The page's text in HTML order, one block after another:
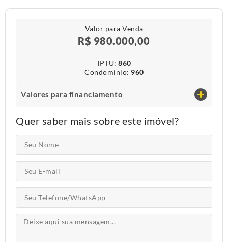
Valor para Venda
R$ 980.000,00
IPTU​: 860
Condomínio​: 960
Valores para financiamento
Quer saber mais sobre este imóvel?